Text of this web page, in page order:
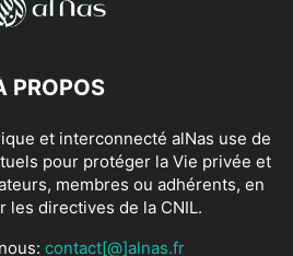
PROPOS
et interconnecté alNas use de
pour protéger la Vie privée et
membres ou adhérents, en
les directives de la CNIL.
contact[@]alnas.fr